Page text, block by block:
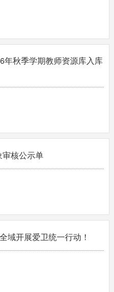
年秋季学期教师资源库入库
核公示单
域开展爱卫统一行动！